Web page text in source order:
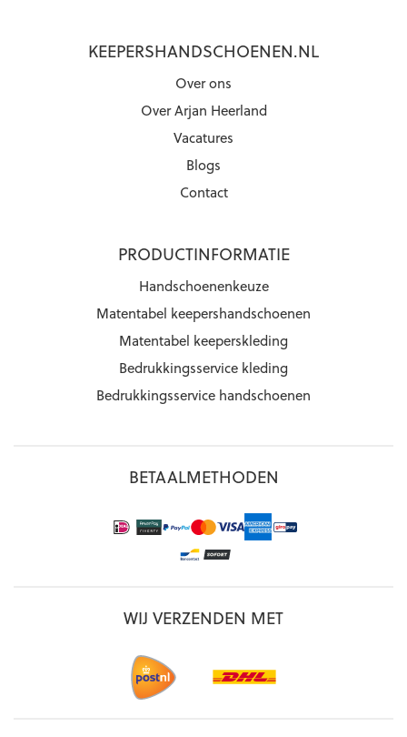
KEEPERSHANDSCHOENEN.NL
Over ons
Over Arjan Heerland
Vacatures
Blogs
Contact
PRODUCTINFORMATIE
Handschoenenkeuze
Matentabel keepershandschoenen
Matentabel keeperskleding
Bedrukkingsservice kleding
Bedrukkingsservice handschoenen
BETAALMETHODEN
WIJ VERZENDEN MET